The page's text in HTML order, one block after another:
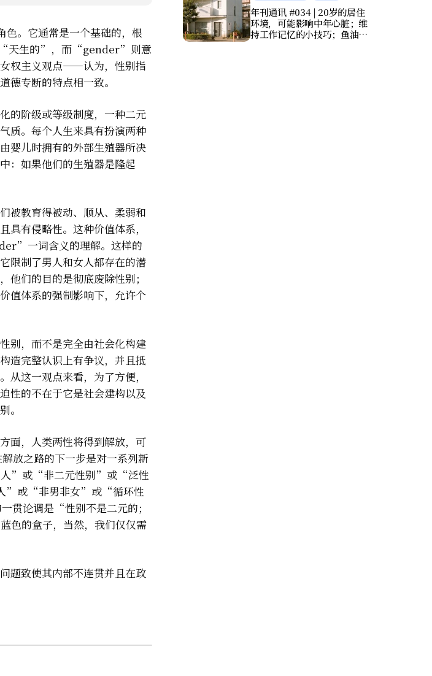
。它通常是一个基础的，根
“天生的”，而“gender”则意
权主义观点——认为，性别指
德专断的特点相一致。
的阶级或等级制度，一种二元
质。每个人生来具有扮演两种
婴儿时拥有的外部生殖器所决
：如果他们的生殖器是隆起
被教育得被动、顺从、柔弱和
有侵略性。这种价值体系，
一词含义的理解。这样的
限制了男人和女人都存在的潜
们的目的是彻底废除性别；
值体系的强制影响下，允许个
别，而不是完全由社会化构建
造完整认识上有争议，并且抵
这一观点来看，为了方便，
性的不在于它是社会建构以及
。
面，人类两性将得到解放，可
放之路的下一步是对一系列新
人”或“非二元性别”或“泛性
或“非男非女”或“循环性
论调是“性别不是二元的；
色的盒子，当然，我们仅仅需
题致使其内部不连贯并且在政
年刊通讯 #034 | 20岁的居住
环境，可能影响中年心脏；维
持工作记忆的小技巧；鱼油竟